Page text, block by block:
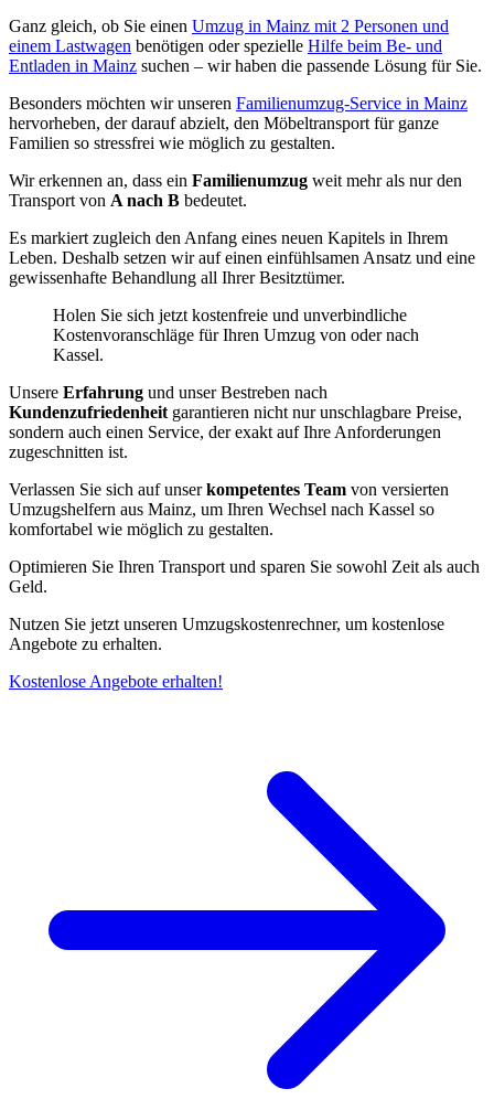
Ganz gleich, ob Sie einen Umzug in Mainz mit 2 Personen und
einem Lastwagen benötigen oder spezielle Hilfe beim Be- und
Entladen in Mainz suchen – wir haben die passende Lösung für Sie.
Besonders möchten wir unseren Familienumzug-Service in Mainz
hervorheben, der darauf abzielt, den Möbeltransport für ganze
Familien so stressfrei wie möglich zu gestalten.
Wir erkennen an, dass ein Familienumzug weit mehr als nur den
Transport von A nach B bedeutet.
Es markiert zugleich den Anfang eines neuen Kapitels in Ihrem
Leben. Deshalb setzen wir auf einen einfühlsamen Ansatz und eine
gewissenhafte Behandlung all Ihrer Besitztümer.
Holen Sie sich jetzt kostenfreie und unverbindliche
Kostenvoranschläge für Ihren Umzug von oder nach
Kassel.
Unsere Erfahrung und unser Bestreben nach
Kundenzufriedenheit garantieren nicht nur unschlagbare Preise,
sondern auch einen Service, der exakt auf Ihre Anforderungen
zugeschnitten ist.
Verlassen Sie sich auf unserkompetentes Team von versierten
Umzugshelfern aus Mainz, um Ihren Wechsel nach Kassel so
komfortabel wie möglich zu gestalten.
Optimieren Sie Ihren Transport und sparen Sie sowohl Zeit als auch
Geld.
Nutzen Sie jetzt unseren Umzugskostenrechner, um kostenlose
Angebote zu erhalten.
Kostenlose Angebote erhalten!